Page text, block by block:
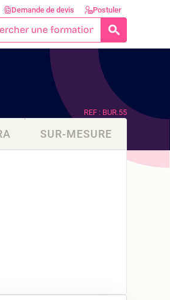
Demande de devis Postuler
REF : BUR.55
SUR-MESURE